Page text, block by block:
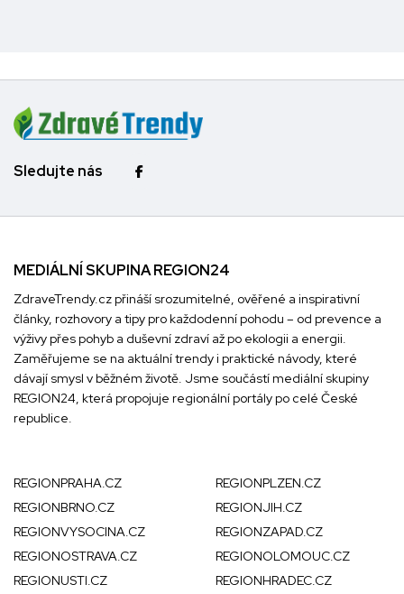
Sledujte nás
MEDIÁLNÍ SKUPINA REGION24
ZdraveTrendy.cz přináší srozumitelné, ověřené a inspirativní
články, rozhovory a tipy pro každodenní pohodu – od prevence a
výživy přes pohyb a duševní zdraví až po ekologii a energii.
Zaměřujeme se na aktuální trendy i praktické návody, které
dávají smysl v běžném životě. Jsme součástí mediální skupiny
REGION24, která propojuje regionální portály po celé České
republice.
REGIONPRAHA.CZ
REGIONPLZEN.CZ
REGIONBRNO.CZ
REGIONJIH.CZ
REGIONVYSOCINA.CZ
REGIONZAPAD.CZ
REGIONOSTRAVA.CZ
REGIONOLOMOUC.CZ
REGIONUSTI.CZ
REGIONHRADEC.CZ